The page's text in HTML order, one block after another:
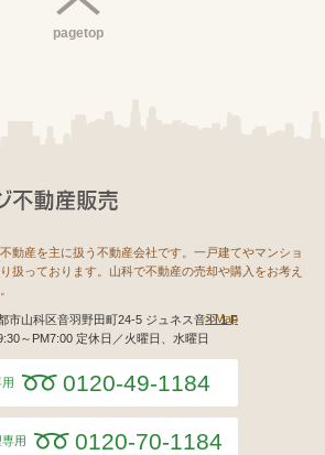
pagetop
動産を主に扱う不動産会社です。一戸建てやマンショ
扱っております。山科で不動産の売却や購入をお考え
Map
市山科区音羽野田町24-5 ジュネス音羽１F
～PM7:00 定休日／火曜日、水曜日
0120-49-1184
用 0120-70-1184